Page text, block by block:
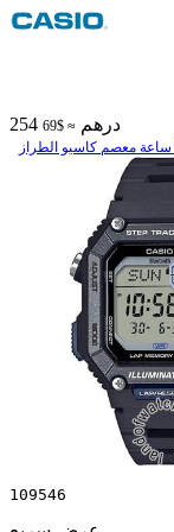
254 درهم ≈ $69
109546